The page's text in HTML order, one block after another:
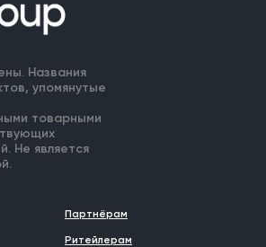
Названия
упомянутые
товарными
Не является
Партнёрам
Ритейлерам